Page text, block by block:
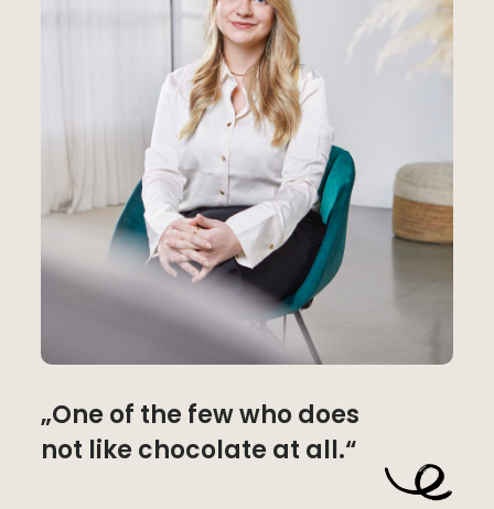
„One of the few who does
not like chocolate at all.“